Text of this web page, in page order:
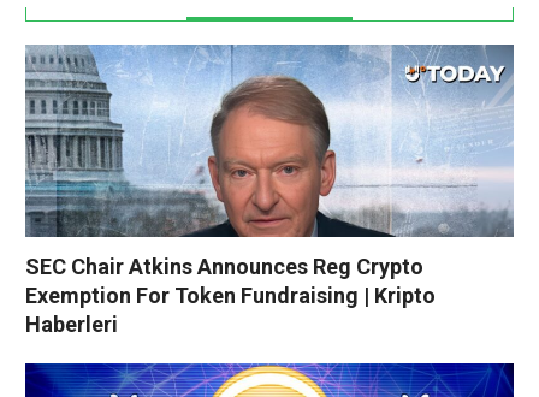
SEC Chair Atkins Announces Reg Crypto
Exemption For Token Fundraising | Kripto
Haberleri